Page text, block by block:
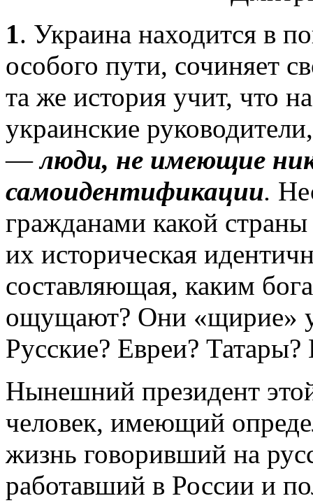
1. Украина находится в
особого пути, сочиняет
та же история учит, что
украинские
—люди, не имеющие
самоидентификации.
гражданами какой
их историческая
составляющая, каким
ощущают? Они «щирие»
Русские? Евреи?
Нынешний президент
человек, имеющий
жизнь говоривший на
работавший в России и